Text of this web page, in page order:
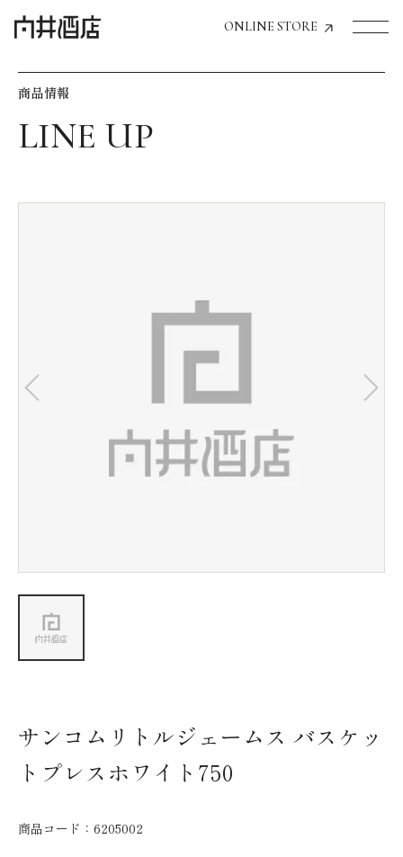
ONLINE STORE
飲食店経営のお客様
お気に入り機能の活用方法
会社情報
商品情報
サンコムリトルジェームス バスケッ
トプレスホワイト750
商品コード： 6205002